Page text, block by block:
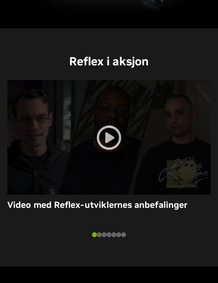
Reflex i aksjon
Video med Reflex-utviklernes anbefalinger